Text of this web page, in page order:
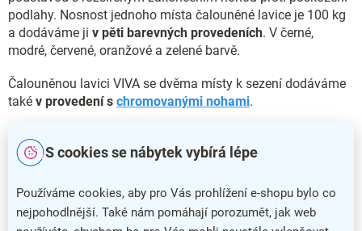
S cookies se nábytek vybírá lépe
Používáme cookies, aby pro Vás prohlížení e-shopu bylo co
nejpohodlnější. Také nám pomáhají porozumět, jak web
podlahy. Nosnost jednoho místa čalouněné lavice je 100 kg
a dodáváme ji v pěti barevných provedeních. V černé,
modré, červené, oranžové a zelené barvě.
Čalouněnou lavici VIVA se dvěma místy k sezení dodáváme
také v provedení s chromovanými nohami.
Hlavní přednosti čalouněné lavice VIVA
Čalouněná lavice VIVA nabízí široké spektrum využití
Stabilní konstrukce poskytuje dvě místa k sezení
Pohodlí a příjemný vzhled zajistí čalounění látkou